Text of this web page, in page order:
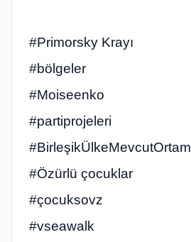
#Primorsky Krayı
#bölgeler
#Moiseenko
#partiprojeleri
#BirleşikÜlkeMevcutOrtam
#Özürlü çocuklar
#çocuksovz
#vseawalk